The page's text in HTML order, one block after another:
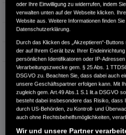
Hubraum
Erstzulassung
Bauart
KURZ-AUTOHAUS & MOTORRAD GMBH
Dornbergsweg 30
38855 Wernigerode
RUFEN SIE UNS AN:
03943 55950
oder Ihre Einwilligung zu widerrufen, indem
verwalten unten auf der Webseite klicken.
Website aus. Weitere Informationen finden
Datenschutzerklärung.
Durch das Klicken des „Akzeptieren“-
der auf Ihrem Gerät bzw. Ihrer
persönlichen Identifikatoren oder IP-
Verarbeitungszwecke gem. § 25 Abs. 1
DSGVO zu. Beachten Sie, dass dabei auch
unsere Geschäftspartner erfolgen kann. Mit
zugleich gem. Art.49 Abs.1 S.1 lit.a DSGVO
besteht dabei insbesondere das Risiko, dass
durch US-Behörden, zu Kontroll- und
auch ohne Rechtsbehelfsmöglichkeiten,
Wir und unsere Partner